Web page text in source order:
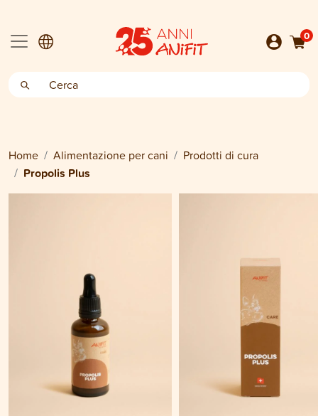
0
Home Alimentazione per cani Prodotti di cura
Propolis Plus